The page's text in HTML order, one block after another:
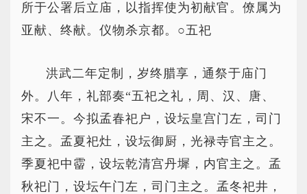
所于公署后立庙，以指挥使为初献官。僚属为
亚献、终献。仪物杀京都。○五祀
洪武二年定制，岁终腊享，通祭于庙门
外。八年，礼部奏“五祀之礼，周、汉、唐、
宋不一。今拟孟春祀户，设坛皇宫门左，司门
主之。孟夏祀灶，设坛御厨，光禄寺官主之。
季夏祀中霤，设坛乾清宫丹墀，内官主之。孟
秋祀门，设坛午门左，司门主之。孟冬祀井，